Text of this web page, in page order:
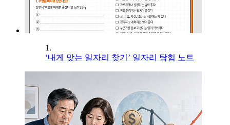
1.
‘내게 맞는 일자리 찾기’ 일자리 탐험 노트